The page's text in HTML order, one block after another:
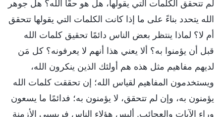
لم تتحقق الكلمات التي يقولها، هل هو حقًّا الله؟ هل جوهر
الله يتحدد بناءً على ما إذا كانت الكلمات التي يقولها تتحقق
أم لا؟ لماذا ينتظر بعض الناس دائمًا تحقيق كلمات الله
قبل أن يؤمنوا به؟ ألا يعني هذا أنهم لا يعرفونه؟ كل مَن
لديهم مفاهيم مثل هذه هم أولئك الذين ينكرون الله،
ويستخدمون المفاهيم لقياس الله؛ إن تحققت كلمات الله
يؤمنون به، وإن لم تتحقق، لا يؤمنون به؛ فدائمًا ما يسعون
وراء الآيات والعجائب. أليس هؤلاء الناس فريسيي الأزمنة